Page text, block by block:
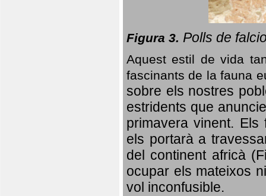
Figura 3. Polls de
Aquest estil de vida
fascinants de la fauna
sobre els nostres
estridents que
primavera vinent. Els
els portarà a
del continent africà
ocupar els mateixos
vol inconfusible.